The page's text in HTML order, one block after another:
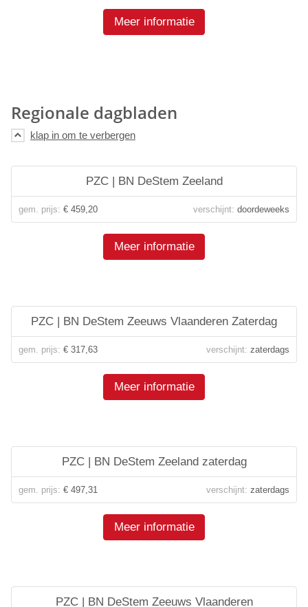
Meer informatie
Regionale dagbladen
PZC | BN DeStem Zeeland
gem. prijs: € 459,20 verschijnt: doordeweeks
Meer informatie
PZC | BN DeStem Zeeuws Vlaanderen Zaterdag
gem. prijs: € 317,63 verschijnt: zaterdags
Meer informatie
PZC | BN DeStem Zeeland zaterdag
gem. prijs: € 497,31 verschijnt: zaterdags
Meer informatie
PZC | BN DeStem Zeeuws Vlaanderen